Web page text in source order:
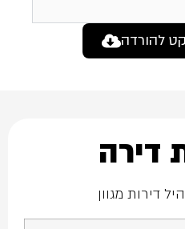
להורדה
דירה
דירות מגוון